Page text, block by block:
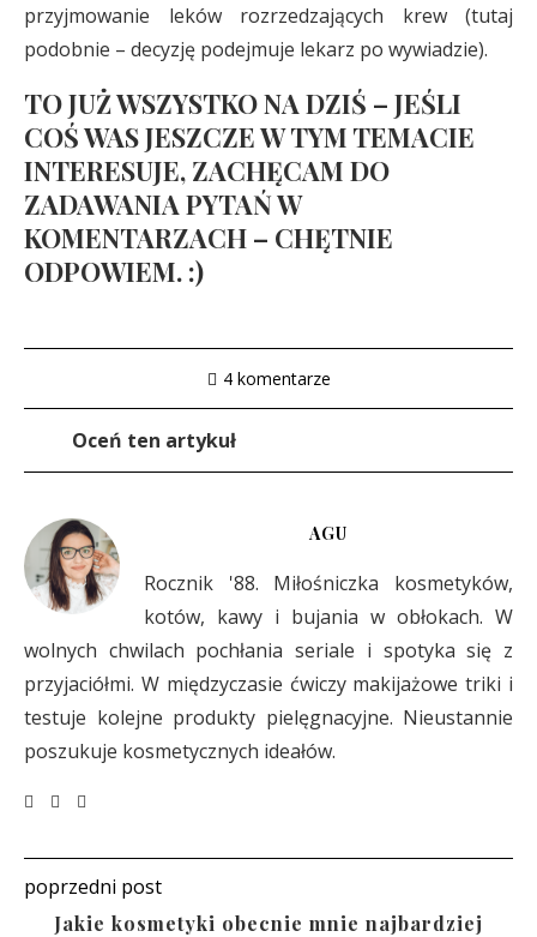
przyjmowanie leków rozrzedzających krew (tutaj
podobnie – decyzję podejmuje lekarz po wywiadzie).
TO JUŻ WSZYSTKO NA DZIŚ – JEŚLI
COŚ WAS JESZCZE W TYM TEMACIE
INTERESUJE, ZACHĘCAM DO
ZADAWANIA PYTAŃ W
KOMENTARZACH – CHĘTNIE
ODPOWIEM. :)
4 komentarze
Oceń ten artykuł
AGU
Rocznik '88. Miłośniczka kosmetyków,
kotów, kawy i bujania w obłokach. W
wolnych chwilach pochłania seriale i spotyka się z
przyjaciółmi. W międzyczasie ćwiczy makijażowe triki i
testuje kolejne produkty pielęgnacyjne. Nieustannie
poszukuje kosmetycznych ideałów.
poprzedni post
Jakie kosmetyki obecnie mnie najbardziej